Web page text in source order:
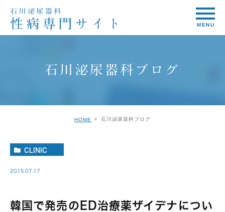
石川泌尿器科ブログ
HOME 石川泌尿器科ブログ
CLINIC
2015.07.17
韓国で発売のED治療薬ザイデナについ